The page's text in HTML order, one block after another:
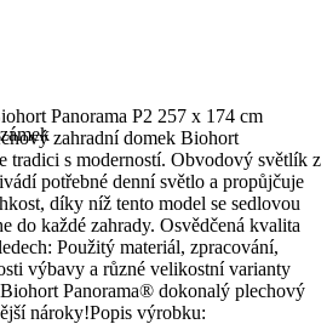
Panorama P2 257 x 174 cm
zahradní domek Biohort
tradici s moderností. Obvodový světlík z
potřebné denní světlo a propůjčuje
díky níž tento model se sedlovou
do každé zahrady. Osvědčená kvalita
Použitý materiál, zpracování,
výbavy a různé velikostní varianty
Panorama® dokonalý plechový
nároky!Popis výrobku: